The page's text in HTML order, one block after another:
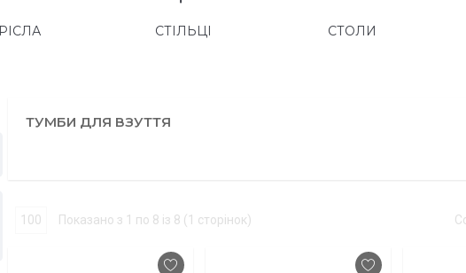
СТІЛЬЦІ СТОЛИ ЛІЖКА
ТУМБИ ДЛЯ ВЗУТТЯ
Показано з 1 по 8 із 8 (1 сторінок)